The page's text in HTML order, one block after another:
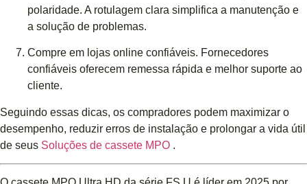
polaridade. A rotulagem clara simplifica a manutenção e
a solução de problemas.
Compre em lojas online confiáveis. Fornecedores
confiáveis ​​oferecem remessa rápida e melhor suporte ao
cliente.
Seguindo essas dicas, os compradores podem maximizar o
desempenho, reduzir erros de instalação e prolongar a vida útil
de seus Soluções de cassete MPO .